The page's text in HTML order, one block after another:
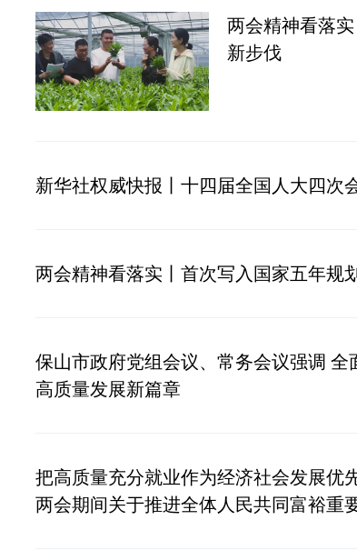
两会精神看落
新步伐
新华社权威快报丨十四届全国人大四次
两会精神看落实丨首次写入国家五年规
保山市政府党组会议、常务会议强调
高质量发展新篇章
把高质量充分就业作为经济社会发展
两会期间关于推进全体人民共同富裕重